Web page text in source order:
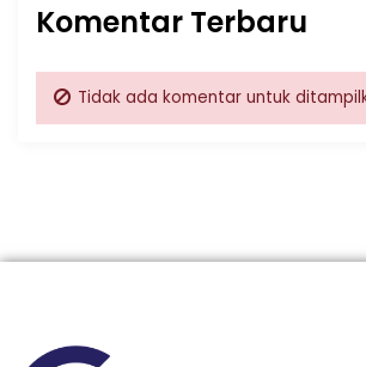
Komentar Terbaru
Tidak ada komentar untuk